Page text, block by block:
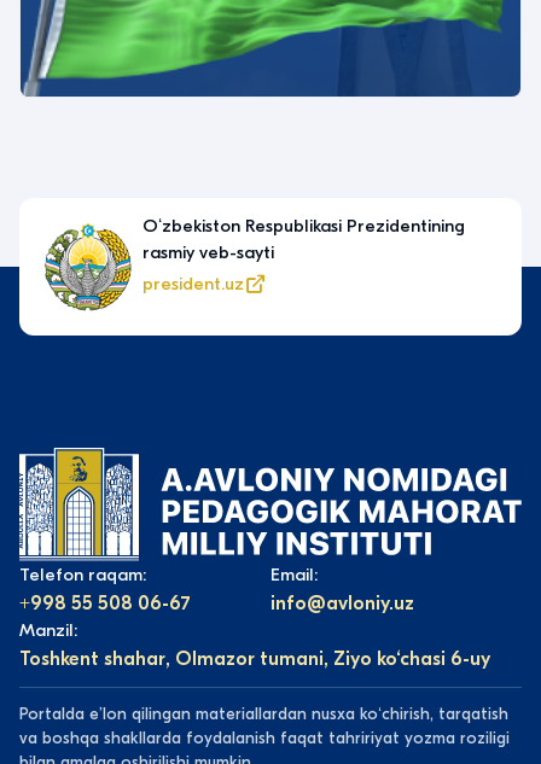
Yagona interaktiv davlat
xizmatlari portali
my.gov.uz
Telefon raqam:
+998 55 508 06-67
Email:
info@avloniy.uz
Manzil:
Toshkent shahar, Olmazor tumani, Ziyo ko‘chasi 6-uy
Portalda eʼlon qilingan materiallardan nusxa koʻchirish, tarqatish
va boshqa shakllarda foydalanish faqat tahririyat yozma roziligi